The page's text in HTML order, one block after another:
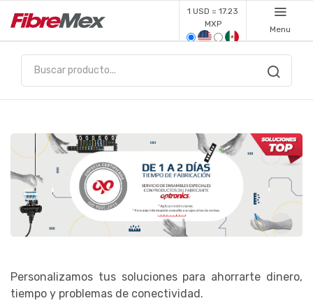
1 USD = 17.23
MXP
Menu
Personalizamos tus soluciones para ahorrarte dinero,
tiempo y problemas de conectividad.